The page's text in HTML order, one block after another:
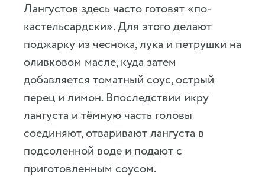
Лангустов здесь часто готовят «по-
кастельсардски». Для этого делают
поджарку из чеснока, лука и петрушки на
оливковом масле, куда затем
добавляется томатный соус, острый
перец и лимон. Впоследствии икру
лангуста и тёмную часть головы
соединяют, отваривают лангуста в
подсоленной воде и подают с
приготовленным соусом.